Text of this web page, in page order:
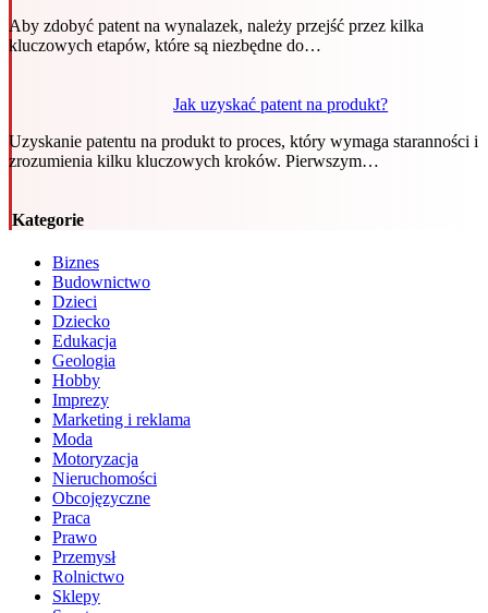
Aby zdobyć patent na wynalazek, należy przejść przez kilka
kluczowych etapów, które są niezbędne do…
Jak uzyskać patent na produkt?
Uzyskanie patentu na produkt to proces, który wymaga staranności i
zrozumienia kilku kluczowych kroków. Pierwszym…
Kategorie
Biznes
Budownictwo
Dzieci
Dziecko
Edukacja
Geologia
Hobby
Imprezy
Marketing i reklama
Moda
Motoryzacja
Nieruchomości
Obcojęzyczne
Praca
Prawo
Przemysł
Rolnictwo
Sklepy